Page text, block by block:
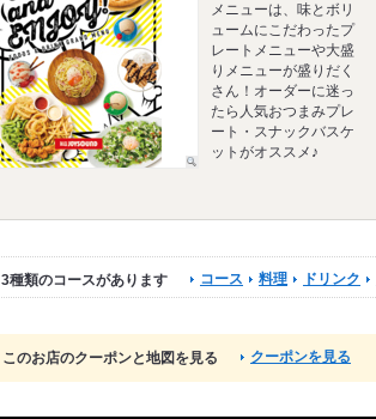
メニューは、味とボリ
ュームにこだわったプ
レートメニューや大盛
りメニューが盛りだく
さん！オーダーに迷っ
たら人気おつまみプレ
ート・スナックバスケ
ットがオススメ♪
3種類のコースがあります コース 料理 ドリンク
このお店のクーポンと地図を見る クーポンを見る